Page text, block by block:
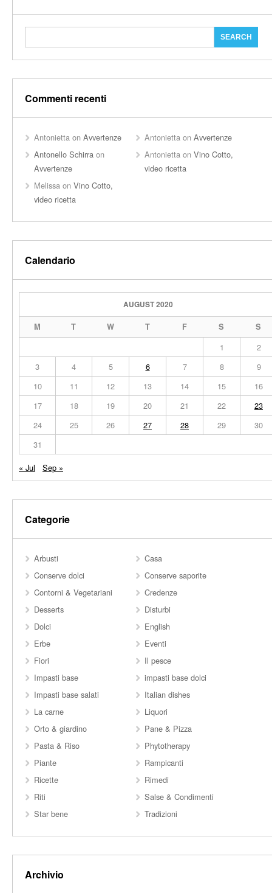
Commenti recenti
Antonietta on Avvertenze Antonietta onAvvertenze
Antonello Schirra on
Avvertenze
Antonietta onVino Cotto,
video ricetta
Melissa on Vino Cotto,
video ricetta
Calendario
AUGUST 2020
M T W T F S S
1
2
3
4 5 6 7 8
9
10
11 12 13 14 15
16
17
18 19 20 21 22
23
24
25 26 27 28 29
30
31
« Jul
Sep »
Categorie
Arbusti
Casa
Conserve dolci
Conserve saporite
Contorni & Vegetariani
Credenze
Desserts
Disturbi
Dolci
English
Erbe
Eventi
Fiori
Il pesce
Impasti base
impasti base dolci
Impasti base salati
Italian dishes
La carne
Liquori
Orto & giardino
Pane & Pizza
Pasta & Riso
Phytotherapy
Piante
Rampicanti
Ricette
Rimedi
Riti
Salse & Condimenti
Star bene
Tradizioni
Archivio